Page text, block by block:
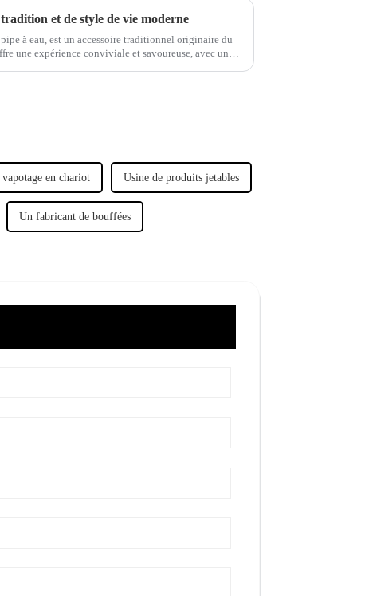
et de style de vie moderne
à eau, est un accessoire traditionnel originaire du
une expérience conviviale et savoureuse, avec une
en chariot Usine de produits jetables
Un fabricant de bouffées